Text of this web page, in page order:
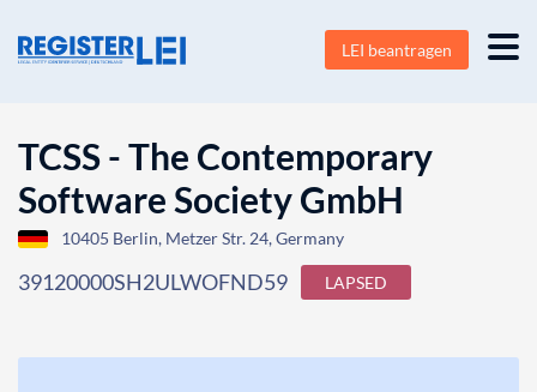
LEI beantragen
TCSS - The Contemporary
Software Society GmbH
10405 Berlin, Metzer Str. 24, Germany
39120000SH2ULWOFND59 LAPSED